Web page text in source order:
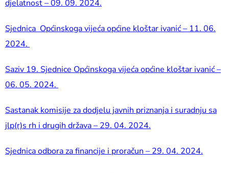
djelatnost – 09. 09. 2024.
Sjednica Općinskoga vijeća općine kloštar ivanić – 11. 06.
2024.
Saziv 19. Sjednice Općinskoga vijeća općine kloštar ivanić –
06. 05. 2024.
Sastanak komisije za dodjelu javnih priznanja i suradnju sa
jlp(r)s rh i drugih država – 29. 04. 2024.
Sjednica odbora za financije i proračun – 29. 04. 2024.